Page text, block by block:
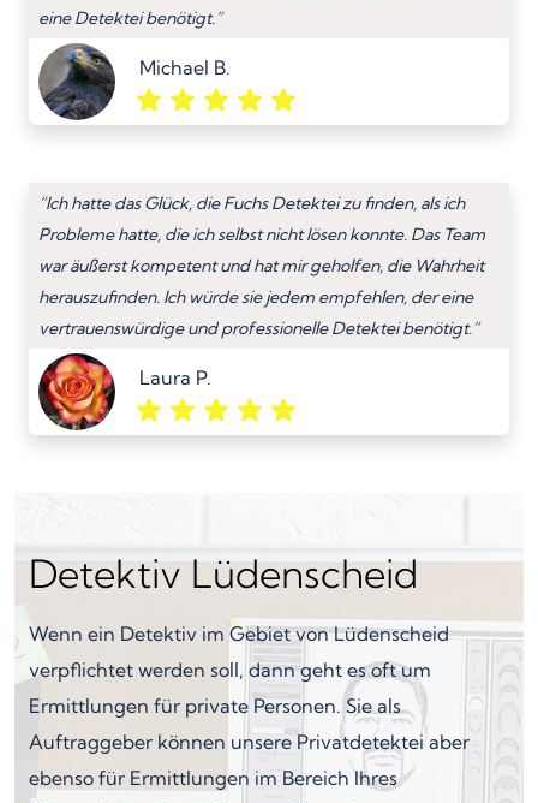
eine Detektei benötigt.”
Michael B.
“Ich hatte das Glück, die Fuchs Detektei zu finden, als ich
Probleme hatte, die ich selbst nicht lösen konnte. Das Team
war äußerst kompetent und hat mir geholfen, die Wahrheit
herauszufinden. Ich würde sie jedem empfehlen, der eine
vertrauenswürdige und professionelle Detektei benötigt.”
Laura P.
Detektiv Lüdenscheid
Wenn ein Detektiv im Gebiet von Lüdenscheid
verpflichtet werden soll, dann geht es oft um
Ermittlungen für private Personen. Sie als
Auftraggeber können unsere Privatdetektei aber
ebenso für Ermittlungen im Bereich Ihres